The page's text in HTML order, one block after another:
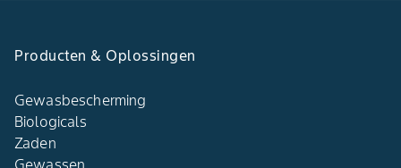
Producten & Oplossingen
Gewasbescherming
Biologicals
Zaden
Gewassen